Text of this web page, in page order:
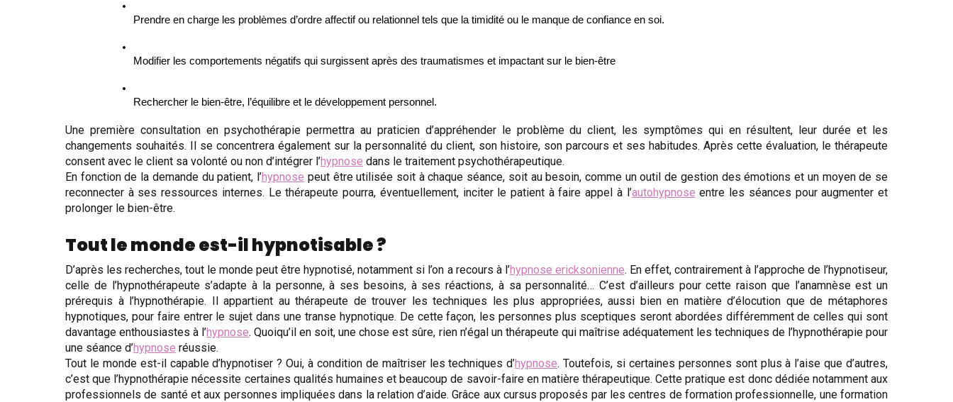
Prendre en charge les problèmes d’ordre affectif ou relationnel tels que la timidité ou le manque de confiance en soi.
Modifier les comportements négatifs qui surgissent après des traumatismes et impactant sur le bien-être
Rechercher le bien-être, l’équilibre et le développement personnel.
Une première consultation en psychothérapie permettra au praticien d’appréhender le problème du client, les symptômes qui en résultent, leur durée et les
changements souhaités. Il se concentrera également sur la personnalité du client, son histoire, son parcours et ses habitudes. Après cette évaluation, le thérapeute
consent avec le client sa volonté ou non d’intégrer l’hypnose dans le traitement psychothérapeutique.
En fonction de la demande du patient, l’hypnose peut être utilisée soit à chaque séance, soit au besoin, comme un outil de gestion des émotions et un moyen de se
reconnecter à ses ressources internes. Le thérapeute pourra, éventuellement, inciter le patient à faire appel à l’autohypnose entre les séances pour augmenter et
prolonger le bien-être.
Tout le monde est-il hypnotisable ?
D’après les recherches, tout le monde peut être hypnotisé, notamment si l’on a recours à l’hypnose ericksonienne. En effet, contrairement à l’approche de l’hypnotiseur,
celle de l’hypnothérapeute s’adapte à la personne, à ses besoins, à ses réactions, à sa personnalité… C’est d’ailleurs pour cette raison que l’anamnèse est un
prérequis à l’hypnothérapie. Il appartient au thérapeute de trouver les techniques les plus appropriées, aussi bien en matière d’élocution que de métaphores
hypnotiques, pour faire entrer le sujet dans une transe hypnotique. De cette façon, les personnes plus sceptiques seront abordées différemment de celles qui sont
davantage enthousiastes à l’hypnose. Quoiqu’il en soit, une chose est sûre, rien n’égal un thérapeute qui maîtrise adéquatement les techniques de l’hypnothérapie pour
une séance d’hypnose réussie.
Tout le monde est-il capable d’hypnotiser ? Oui, à condition de maîtriser les techniques d’hypnose. Toutefois, si certaines personnes sont plus à l’aise que d’autres,
c’est que l’hypnothérapie nécessite certaines qualités humaines et beaucoup de savoir-faire en matière thérapeutique. Cette pratique est donc dédiée notamment aux
professionnels de santé et aux personnes impliquées dans la relation d’aide. Grâce aux cursus proposés par les centres de formation professionnelle, une formation